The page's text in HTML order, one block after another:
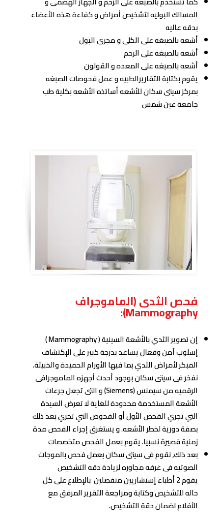
المسالك البوليه لتشخيص أمراض و كفاءة هذه الأعضاء
بدقه عاليه
أشعه بالصبغه على الكلى و مجرى البول
أشعه بالصبغه على الرحم
أشعه بالصبغه على المعده و القولون
يقوم بكتابة التقاريرالطبيه و عمل فحوصات الصبغه
بمركز سيتى سكان للأشعه أساتذه الأشعه بكلية طب
جامعة عين شمس
فحص الثدى (الماموجراف
Mammography):
إن تصوير الثدي بالأشعة السينية ( Mammography )
إسلوب آمن وفعال يساعد بدرجة كبير على الإكتشاف
المبكر لأمراض الثدي بما فيها الأورام الحميدة والخبيثة.
نفخر فى سيتى سكان بوجود أحدث أجهزه الماموجرافى
الرقميه من سيمنس (Siemens) و التى تجعل جرعات
الأشعة المستخدمة محدودة للغاية لا تعرض السيدة
التي تجري الفحص الأول أو الفحوص التي تجري بعد ذلك
بصفة دورية لخطر الأشعه. و يستغرق إجراء الفحص مدة
زمنية قصيرة نسبيا. يقوم بعمل الفحص متخصصات
بعد ذلك, نقوم فى سيتى سكان بعمل فحص بالموجات
الصوتيه فى غرفه مجاوره لزيادة دقه التشخيص
يقوم 2 أطباء إستشاريين منفصلين بالإطلاع على كل
حاله للتشخيص وكتابة ومراجعة التقرير المرفق مع
الأفلام لضمان دقة التشخيص.